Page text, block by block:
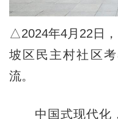
△2024年4月22日
坡区民主村社区
流。
中国式现代化，